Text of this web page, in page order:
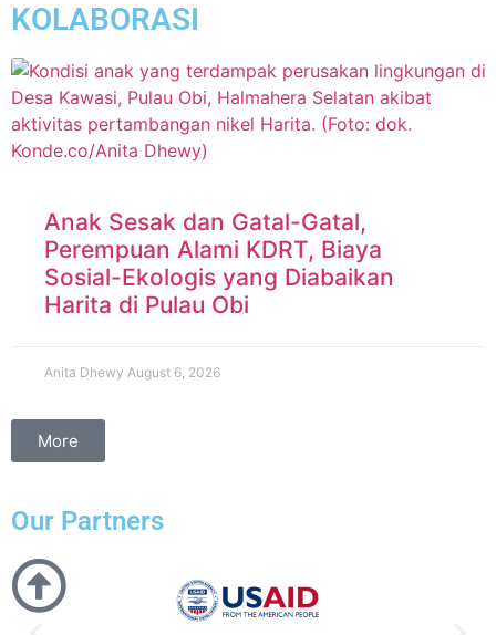
KOLABORASI
Anak Sesak dan Gatal-Gatal,
Perempuan Alami KDRT, Biaya
Sosial-Ekologis yang Diabaikan
Harita di Pulau Obi
Anita Dhewy August 6, 2026
More
Our Partners